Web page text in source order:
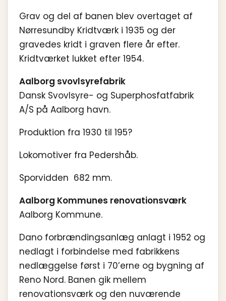
Grav og del af banen blev overtaget af
Nørresundby Kridtværk i 1935 og der
gravedes kridt i graven flere år efter.
Kridtværket lukket efter 1954.
Aalborg svovlsyrefabrik
Dansk Svovlsyre- og Superphosfatfabrik
A/S på Aalborg havn.
Produktion fra 1930 til 195?
Lokomotiver fra Pedershåb.
Sporvidden 682 mm.
Aalborg Kommunes renovationsværk
Aalborg Kommune.
Dano forbrændingsanlæg anlagt i 1952 og
nedlagt i forbindelse med fabrikkens
nedlæggelse først i 70’erne og bygning af
Reno Nord. Banen gik mellem
renovationsværk og den nuværende